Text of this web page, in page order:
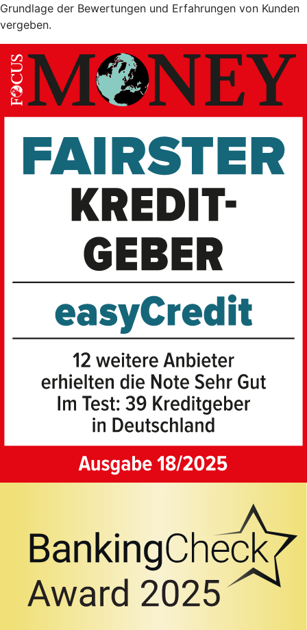
Grundlage der Bewertungen und Erfahrungen von Kunden
vergeben.